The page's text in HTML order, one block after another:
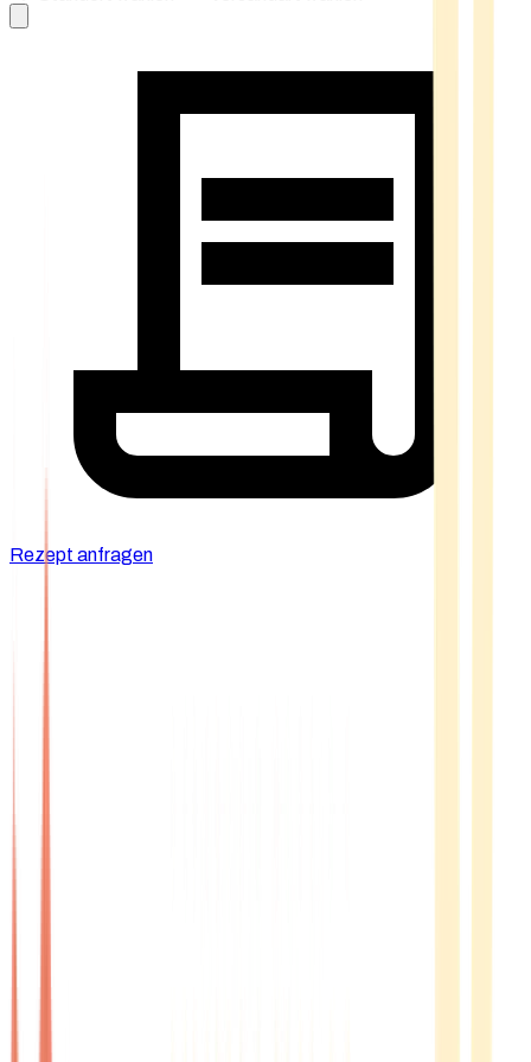
Rezept anfragen